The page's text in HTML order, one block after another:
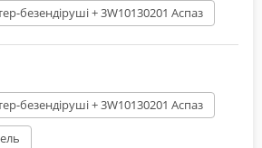
безендіруші + 3W10130201 Аспаз
безендіруші + 3W10130201 Аспаз